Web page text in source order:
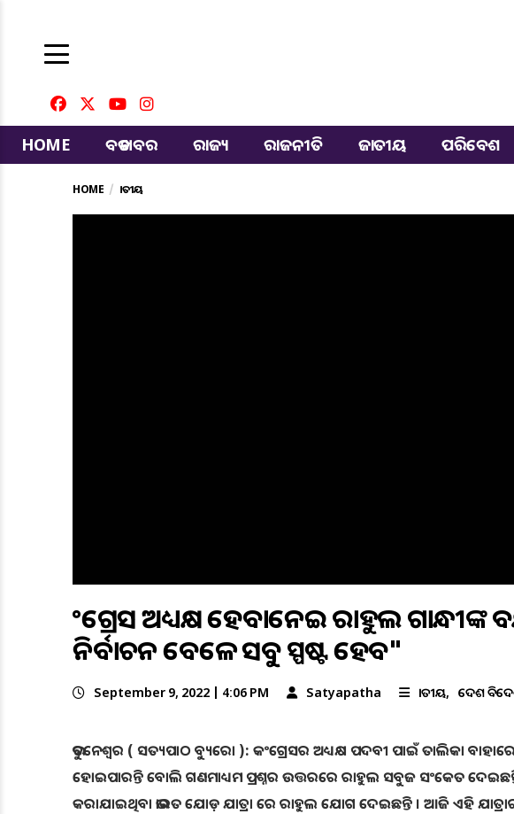
HOME
ବଡ ଖବର ରାଜ୍ୟ ରାଜନୀତି ଜାତୀୟ ପରିବେଶ
HOME ଜାତୀୟ
କଂଗ୍ରେସ ଅଧ୍ୟକ୍ଷ ହେବାନେଇ ରାହୁଲ
ନିର୍ବାଚନ ବେଳେ ସବୁ ସ୍ପଷ୍ଟ ହେବ"
September 9, 2022 | 4:06 PM Satyapatha ଜାତୀୟ ଦେଶ
ଭୁବନେଶ୍ୱର ( ସତ୍ୟପାଠ ବ୍ୟୁରୋ ): କଂଗ୍ରେସର ଅଧ୍ୟକ୍ଷ ପଦବୀ ପାଇଁ ତାଲିକା ବାହାରେ
ହୋଇପାରନ୍ତି ବେ‌ାଲି ଗଣମାଧ୍ୟମ ପ୍ରଶ୍ନର ଉତ୍ତରରେ ରାହୁଲ ସବୁଜ ସଂକେତ
କରାଯାଇଥିବା ଭାରତ ଯୋଡ଼ ଯାତ୍ରା ରେ ରାହୁଲ ଯୋଗ ଦେଇଛନ୍ତି । ଆଜି ଏହି